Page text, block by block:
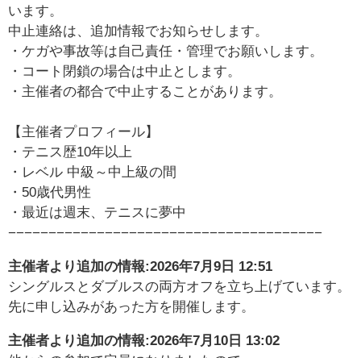
います。
中止連絡は、追加情報でお知らせします。
・ケガや事故等は自己責任・管理でお願いします。
・コート閉鎖の場合は中止とします。
・主催者の都合で中止することがあります。
【主催者プロフィール】
・テニス歴10年以上
・レベル 中級～中上級の間
・50歳代男性
・最近は週末、テニスに夢中
−−−−−−−−−−−−−−−−−−−−−−−−−−−−−−−−−−−−−−−
主催者より追加の情報:2026年7月9日 12:51
シングルスとダブルスの両方オフを立ち上げています。
先に申し込みがあった方を開催します。
主催者より追加の情報:2026年7月10日 13:02